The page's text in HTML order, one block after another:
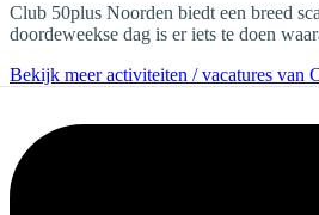
Club 50plus Noorden biedt een breed
doordeweekse dag is er iets te doen
Bekijk meer activiteiten / vacatures van